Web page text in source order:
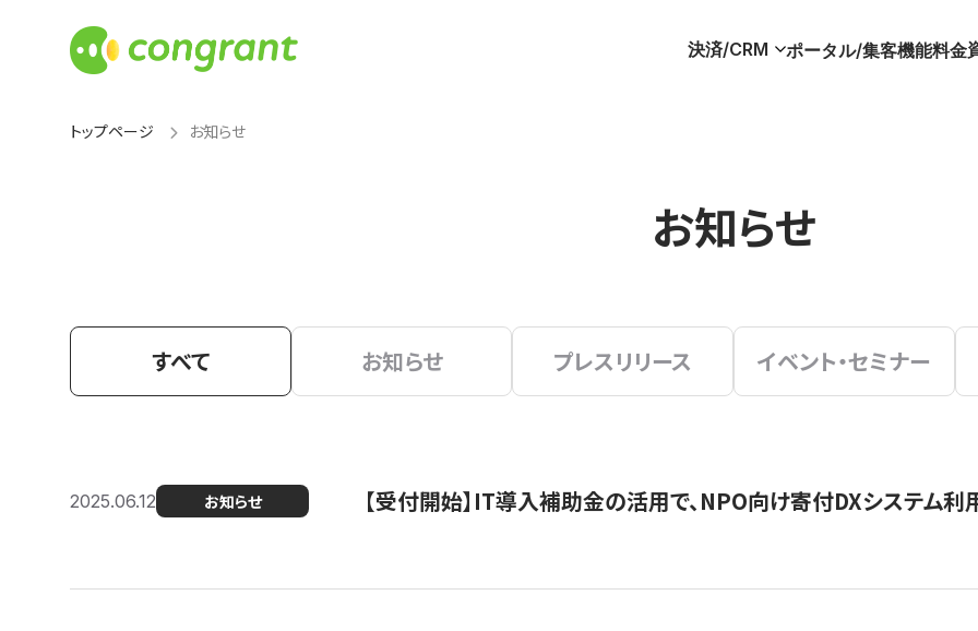
決済/CRM ポータル/集客機能料金
トップページ お知らせ
お知らせ
すべて お知らせ プレスリリース イベント・セミナー
2025.06.12 お知らせ 【受付開始】IT導入補助金の活用で、NPO向け寄付DXシステム